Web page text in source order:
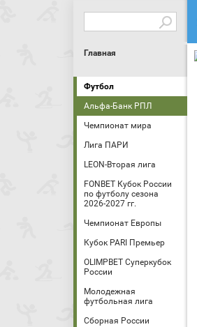
Главная
Футбол
Альфа-Банк РПЛ
Чемпионат мира
Лига ПАРИ
LEON-Вторая лига
FONBET Кубок России
по футболу сезона
2026-2027 гг.
Чемпионат Европы
Кубок PARI Премьер
OLIMPBET Суперкубок
России
Молодежная
футбольная лига
Сборная России